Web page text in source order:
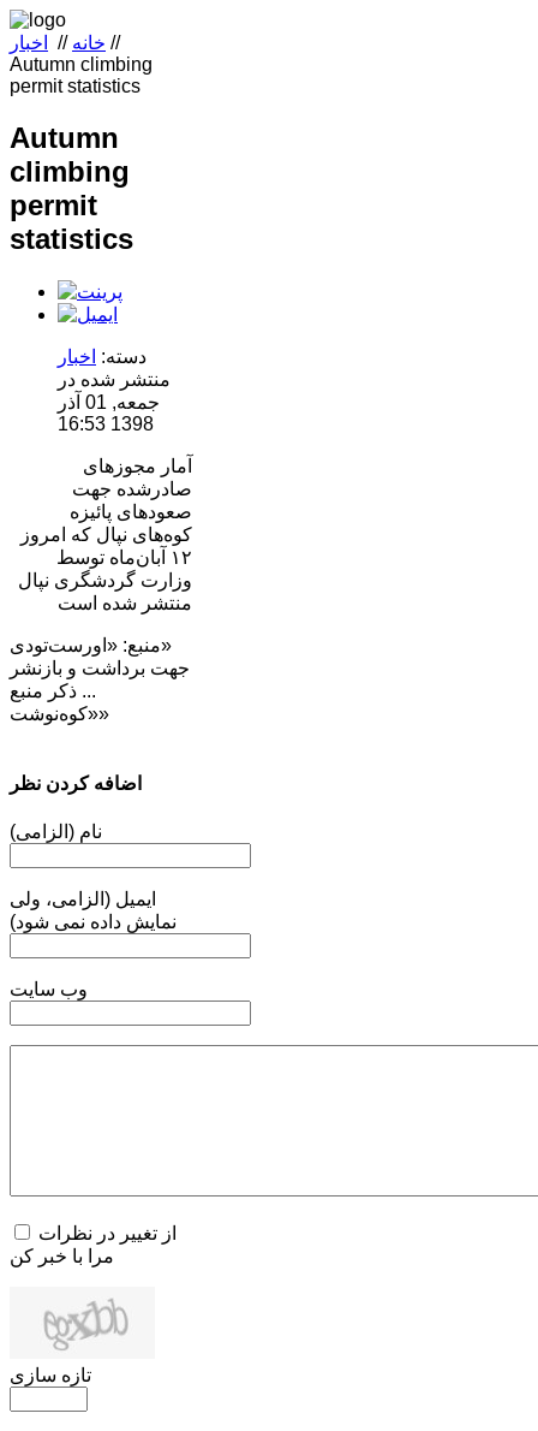
خانه // اخبار
//
Autumn climbing
permit statistics
Autumn
climbing
permit
statistics
دسته: اخبار
منتشر شده در
جمعه, 01 آذر
1398 16:53
آمار مجوزهای
صادرشده جهت
صعودهای پائیزه
کوه‌های نپال که امروز
۱۲ آبان‌ماه توسط
وزارت گردشگری نپال
منتشر شده است
منبع: «اورست‌تودی»
جهت برداشت و بازنشر
... ذکر منبع
«کوه‌نوشت»
اضافه کردن نظر
نام (الزامی)
ایمیل (الزامی، ولی
نمایش داده نمی شود)
وب سایت
از تغییر در نظرات
مرا با خبر کن
تازه سازی